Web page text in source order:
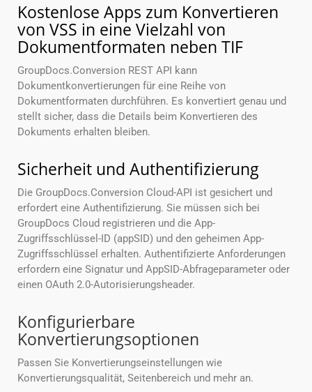
Kostenlose Apps zum Konvertieren
von VSS in eine Vielzahl von
Dokumentformaten neben TIF
GroupDocs.Conversion REST API kann
Dokumentkonvertierungen für eine Reihe von
Dokumentformaten durchführen. Es konvertiert genau und
stellt sicher, dass die Details beim Konvertieren des
Dokuments erhalten bleiben.
Sicherheit und Authentifizierung
Die GroupDocs.Conversion Cloud-API ist gesichert und
erfordert eine Authentifizierung. Sie müssen sich bei
GroupDocs Cloud registrieren und die App-
Zugriffsschlüssel-ID (appSID) und den geheimen App-
Zugriffsschlüssel erhalten. Authentifizierte Anforderungen
erfordern eine Signatur und AppSID-Abfrageparameter oder
einen OAuth 2.0-Autorisierungsheader.
Konfigurierbare
Konvertierungsoptionen
Passen Sie Konvertierungseinstellungen wie
Konvertierungsqualität, Seitenbereich und mehr an.